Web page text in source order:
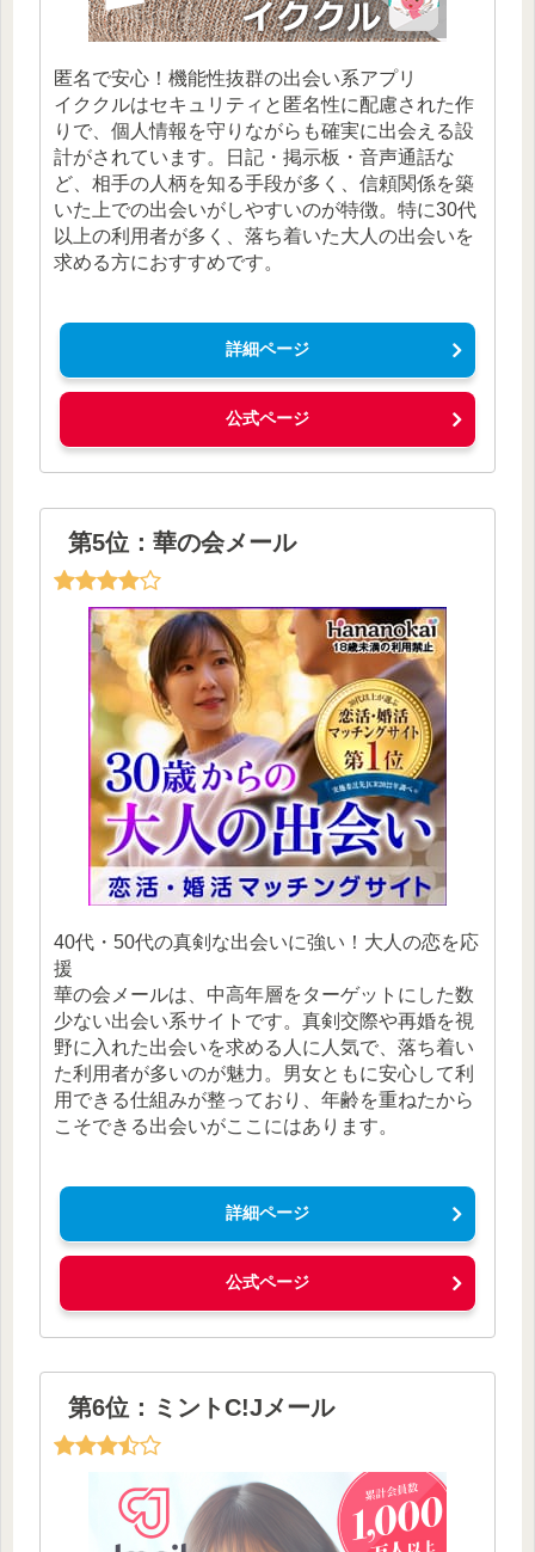
匿名で安心！機能性抜群の出会い系アプリ
イククルはセキュリティと匿名性に配慮された作
りで、個人情報を守りながらも確実に出会える設
計がされています。日記・掲示板・音声通話な
ど、相手の人柄を知る手段が多く、信頼関係を築
いた上での出会いがしやすいのが特徴。特に30代
以上の利用者が多く、落ち着いた大人の出会いを
求める方におすすめです。
詳細ページ
公式ページ
第5位：華の会メール
40代・50代の真剣な出会いに強い！大人の恋を応
援
華の会メールは、中高年層をターゲットにした数
少ない出会い系サイトです。真剣交際や再婚を視
野に入れた出会いを求める人に人気で、落ち着い
た利用者が多いのが魅力。男女ともに安心して利
用できる仕組みが整っており、年齢を重ねたから
こそできる出会いがここにはあります。
詳細ページ
公式ページ
第6位：ミントC!Jメール